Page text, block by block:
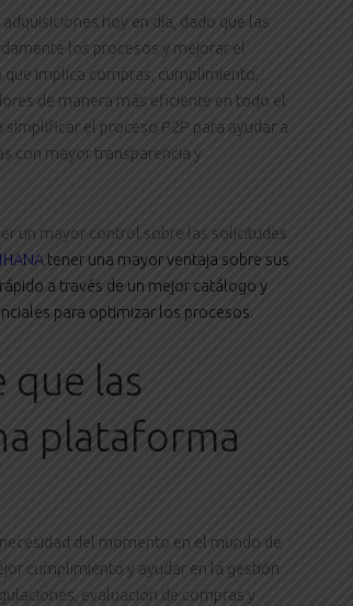
hoy en día, dado que las
los procesos y mejorar el
implica compras, cumplimiento,
de manera más eficiente en todo el
el proceso P2P para ayudar a
con mayor transparencia y
un mayor control sobre las solicitudes
tener una mayor ventaja sobre sus
a través de un mejor catálogo y
para optimizar los procesos.
que las
plataforma
del momento en el mundo de
cumplimiento y ayudar en la gestión
evaluación de compras y